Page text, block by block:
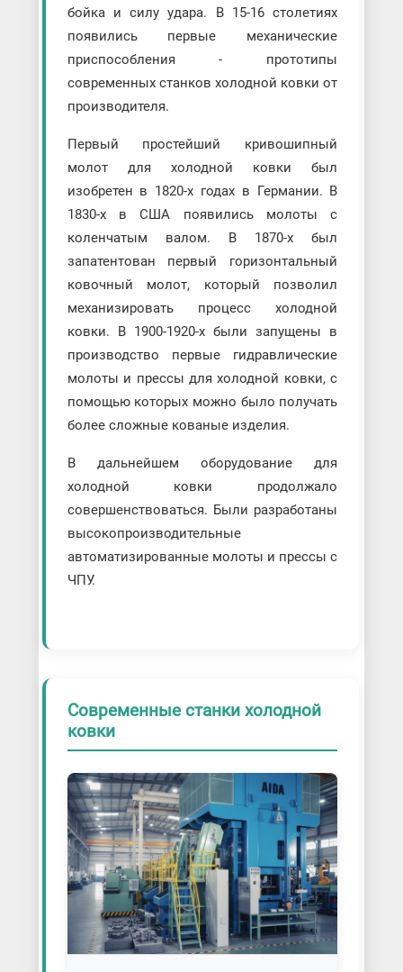
бойка и силу удара. В 15-16 столетиях
появились первые механические
приспособления - прототипы
современных станков холодной ковки от
производителя.
Первый простейший кривошипный
молот для холодной ковки был
изобретен в 1820-х годах в Германии. В
1830-х в США появились молоты с
коленчатым валом. В 1870-х был
запатентован первый горизонтальный
ковочный молот, который позволил
механизировать процесс холодной
ковки. В 1900-1920-х были запущены в
производство первые гидравлические
молоты и прессы для холодной ковки, с
помощью которых можно было получать
более сложные кованые изделия.
В дальнейшем оборудование для
холодной ковки продолжало
совершенствоваться. Были разработаны
высокопроизводительные
автоматизированные молоты и прессы с
ЧПУ.
Современные станки холодной
ковки